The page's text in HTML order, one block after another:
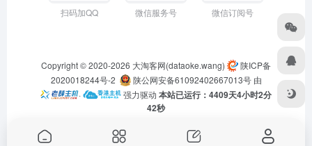
扫码加QQ 微信服务号 微信订阅号
Copyright © 2020-2026 大淘客网(dataoke.wang)
陕ICP备
2020018244号-2
陕公网安备61092402667013号由
·
强力驱动 本站已运行：4409天4小时2分
42秒